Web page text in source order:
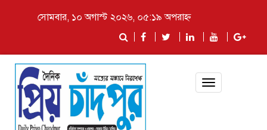
সোমবার, ১০ অগাস্ট ২০২৬, ০৫:১৯ অপরাহ্ন
Toggle